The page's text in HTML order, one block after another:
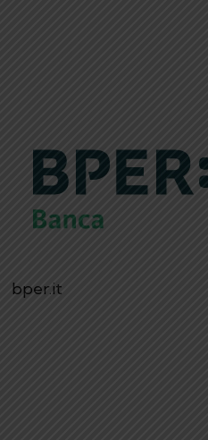
bper.it